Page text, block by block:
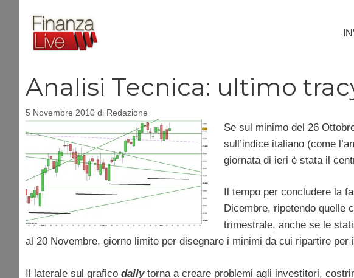
contenuto
Analisi Tecnica: ultimo
5 Novembre 2010 di Redazione
Se sul minimo del 26
sull’indice italiano (come
giornata di ieri è stata il
Il tempo per concludere la
Dicembre, ripetendo quelle
trimestrale, anche se le
al 20 Novembre, giorno limite per disegnare i minimi da cui ripartire per
Il laterale sul grafico daily torna a creare problemi agli investitori,